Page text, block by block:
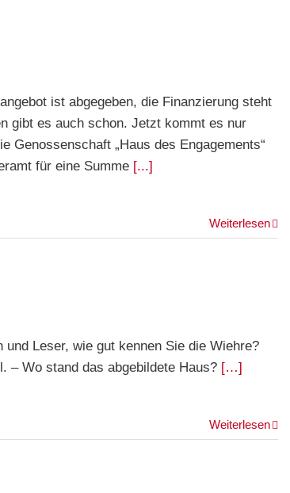
ist abgegeben, die Finanzierung steht
gibt es auch schon. Jetzt kommt es nur
Genossenschaft „Haus des Engagements“
für eine Summe [...]
Weiterlesen
Leser, wie gut kennen Sie die Wiehre?
– Wo stand das abgebildete Haus? […]
Weiterlesen